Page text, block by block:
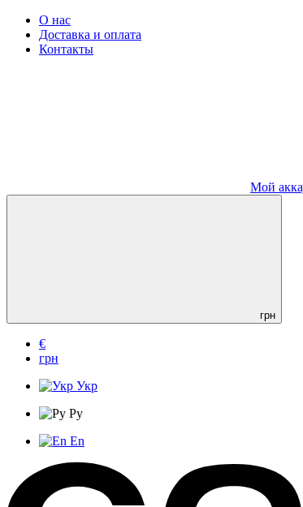
О нас
Доставка и оплата
Контакты
Мой
грн
€
грн
Укр
Ру
En